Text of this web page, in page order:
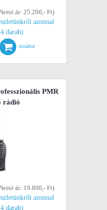
ár: 25.200,- Ft)
azonnal
darab)
kosárba!
PMR
rádió
ár: 19.800,- Ft)
azonnal
darab)